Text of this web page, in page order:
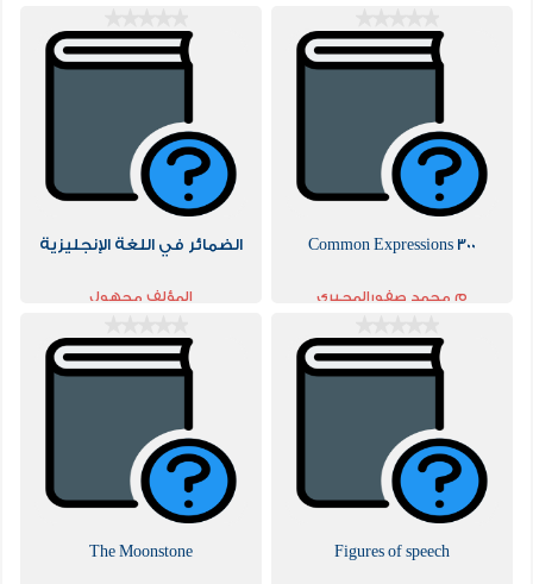
باللغة الأنجليزية
300 Common Expressions
م محمد صفورالمجبري
الضمائر في اللغة الإنجليزية
المؤلف مجهول
Figures of speech
The Moonstone